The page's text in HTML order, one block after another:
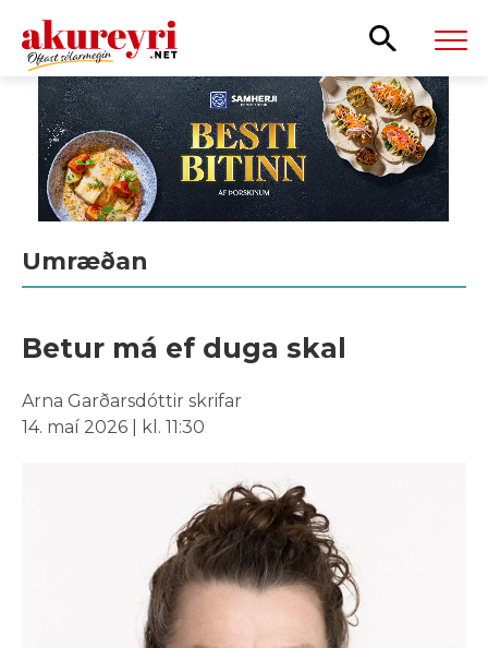
Leita
Umræðan
Betur má ef duga skal
Arna Garðarsdóttir skrifar
14. maí 2026 | kl. 11:30